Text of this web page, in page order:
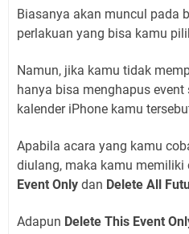
Biasanya akan muncul pada
perlakuan yang bisa kamu
Namun, jika kamu tidak
hanya bisa menghapus event
kalender iPhone kamu
Apabila acara yang kamu
diulang, maka kamu memiliki
Event Only dan Delete All
Adapun Delete This Event